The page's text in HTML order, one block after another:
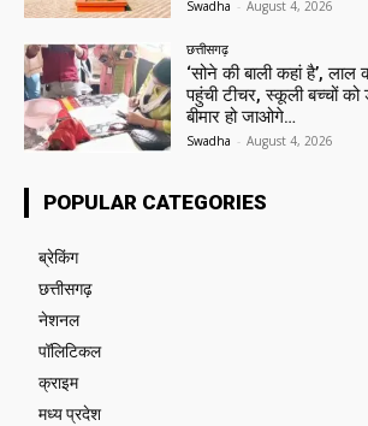
Swadha - August 4, 2026
छत्तीसगढ़
‘सोने की बाली कहां है’,
पहुंची टीचर, स्कूली बच्चों को
बीमार हो जाओगे…
Swadha - August 4, 2026
POPULAR CATEGORIES
ब्रेकिंग
छत्तीसगढ़
नेशनल
पॉलिटिकल
क्राइम
मध्य प्रदेश